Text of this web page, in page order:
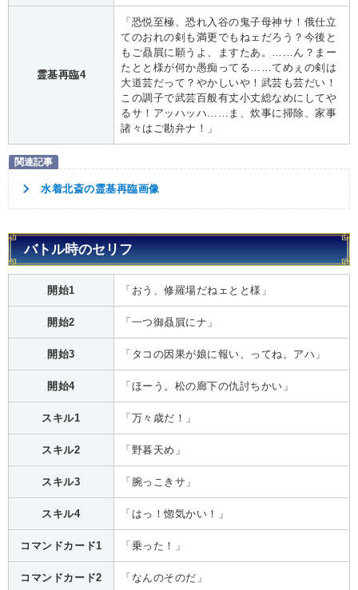
霊基再臨4
「恐悦至極、恐れ入谷の鬼子母神サ！俄仕立
てのおれの剣も満更でもねェだろう？今後と
もご贔屓に願うよ、ますたあ。……ん？まー
たとと様が何か愚痴ってる……てめぇの剣は
大道芸だって？やかしいや！武芸も芸だい！
この調子で武芸百般有丈小丈総なめにしてや
るサ！アッハッハ……ま、炊事に掃除、家事
諸々はご勘弁ナ！」
水着北斎の霊基再臨画像
バトル時のセリフ
開始1 「おう、修羅場だねェとと様」
開始2 「一つ御贔屓にナ」
開始3 「タコの因果が娘に報い、ってね。アハ」
開始4 「ほーう。松の廊下の仇討ちかい」
スキル1 「万々歳だ！」
スキル2 「野暮天め」
スキル3 「腕っこきサ」
スキル4 「はっ！惚気かい！」
コマンドカード1 「乗った！」
コマンドカード2 「なんのそのだ」